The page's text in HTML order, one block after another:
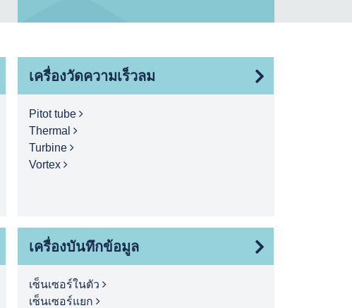
เครื่องวัดความเร็วลม
Pitot tube
Thermal
Turbine
Vortex
เครื่องบันทึกข้อมูล
เซ็นเซอร์ในตัว
เซ็นเซอร์แยก